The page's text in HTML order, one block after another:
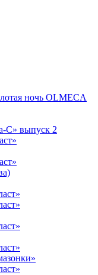
ночь OLMECA
С» выпуск 2